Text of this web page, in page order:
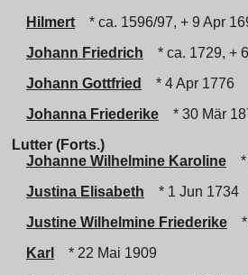
Hilmert
* ca. 1596/97, + 9 Apr
Johann Friedrich
* ca. 1729, +
Johann Gottfried
* 4 Apr 1776
Johanna Friederike
* 30 Mär
Lutter (Forts.)
Johanne Wilhelmine Karoline
Justina Elisabeth
* 1 Jun 1734
Justine Wilhelmine Friederike
Karl
* 22 Mai 1909